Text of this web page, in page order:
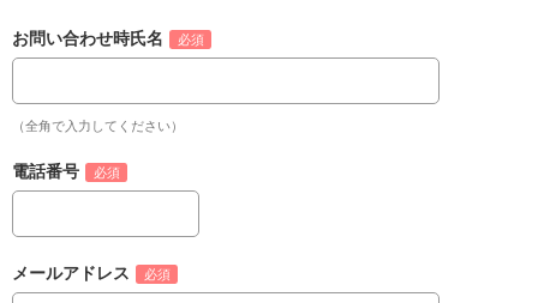
お問い合わせ時氏名
（全角で入力してください）
電話番号
メールアドレス